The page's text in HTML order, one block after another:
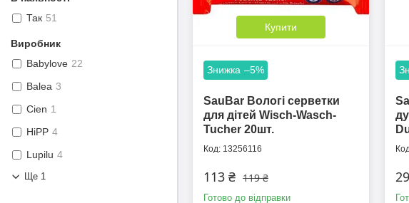
Купити
–5%
SauBar Вологі серветки
для дітей Wisch-Wasch-
Tucher 20шт.
13256116
119 ₴
113 ₴
Готово до відправки
Так 51
Виробник
Babylove 22
Balea 3
Cien 1
HiPP 4
Lupilu 4
Ще 1